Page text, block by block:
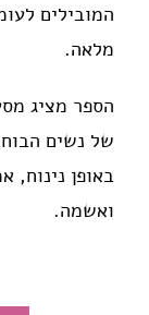
המובילים
מלאה.
הספר מציג
של נשים
באופן
ואשמה.